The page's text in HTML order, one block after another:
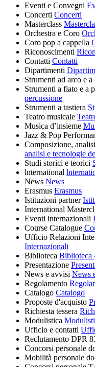
Eventi e Convegni
Concerti Concerti
Masterclass
Orchestra e Coro
Coro pop a cappella
Riconoscimenti
Contatti Contatti
Dipartimenti
Strumenti ad arco e a
Strumenti a fiato e a
percussione
Strumenti a tastiera
Teatro musicale
Musica d’insieme
Jazz & Pop
Composizione,
analisi e tecnologie
Studi storici e teorici
lnternational
News News
Erasmus Erasmus
Istituzioni partner
International
Eventi internazionali
Course Catalogue
Ufficio Relazioni
Internazionali
Biblioteca Biblioteca
Presentazione
News e avvisi News
Regolamento
Catalogo Catalogo
Proposte d'acquisto
Richiesta tessera
Modulistica
Ufficio e contatti
Reclutamento DPR
Concorsi personale
Mobilità personale